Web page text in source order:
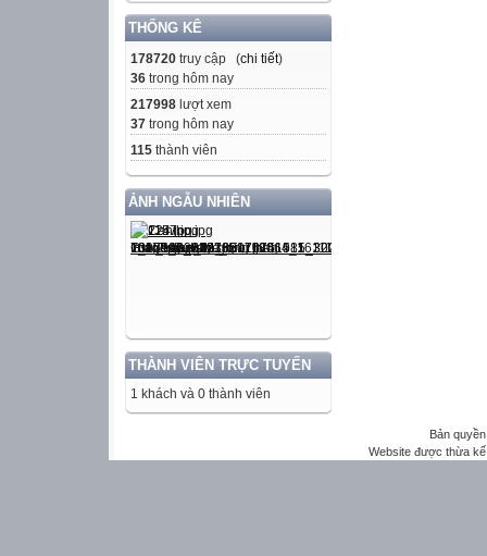
THỐNG KÊ
178720 truy cập (chi tiết)
36 trong hôm nay
217998 lượt xem
37 trong hôm nay
115 thành viên
ẢNH NGẪU NHIÊN
THÀNH VIÊN TRỰC TUYẾN
1 khách và 0 thành viên
Bản
Website được thừa